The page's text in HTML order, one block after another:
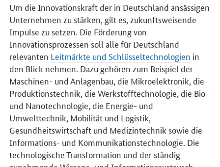
Um die Innovationskraft der in Deutschland ansässigen
Unternehmen zu stärken, gilt es, zukunftsweisende
Impulse zu setzen. Die Förderung von
Innovationsprozessen soll alle für Deutschland
relevanten Leitmärkte und Schlüsseltechnologien in
den Blick nehmen. Dazu gehören zum Beispiel der
Maschinen- und Anlagenbau, die Mikroelektronik, die
Produktionstechnik, die Werkstofftechnologie, die Bio-
und Nanotechnologie, die Energie- und
Umwelttechnik, Mobilität und Logistik,
Gesundheitswirtschaft und Medizintechnik sowie die
Informations- und Kommunikationstechnologie. Die
technologische Transformation und der ständig